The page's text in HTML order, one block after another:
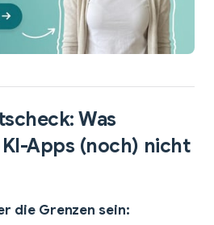
Was
Apps (noch) nicht
die Grenzen sein: